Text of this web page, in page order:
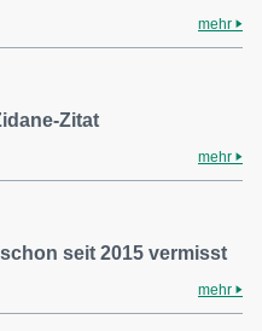
mehr
Zitat
mehr
seit 2015 vermisst
mehr